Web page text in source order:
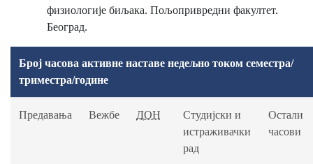
физиологије биљака. Пољопривредни факултет.
Београд.
Број часова активне наставе недељно током семестра/
триместра/године
Предавања Вежбе ДОН
Студијски и
истраживачки
рад
Остали
часови